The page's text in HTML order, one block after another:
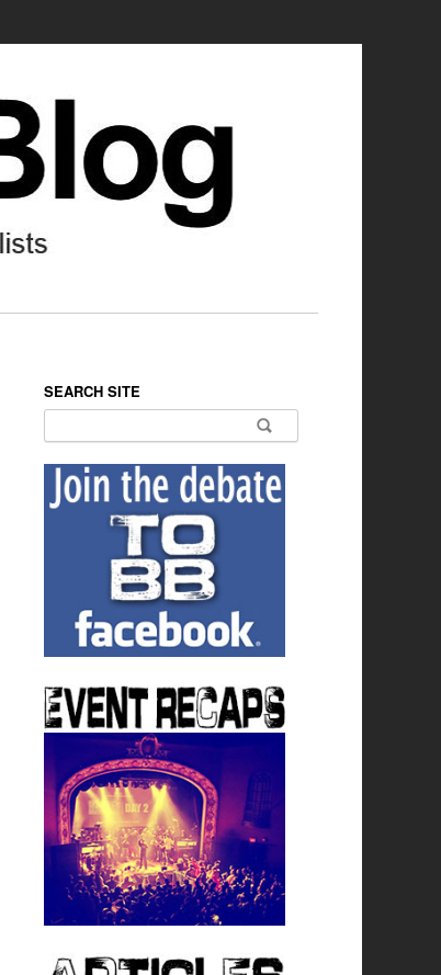
SEARCH SITE